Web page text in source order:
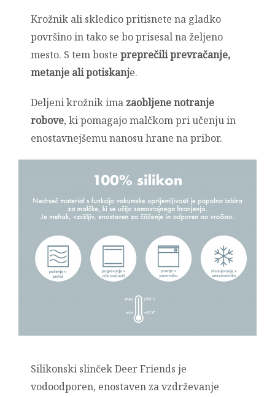
Krožnik ali skledico pritisnete na gladko
površino in tako se bo prisesal na željeno
mesto. S tem boste preprečili prevračanje,
metanje ali potiskanje.
Deljeni krožnik ima zaobljene notranje
robove, ki pomagajo malčkom pri učenju in
enostavnejšemu nanosu hrane na pribor.
Silikonski slinček Deer Friends je
vodoodporen, enostaven za vzdrževanje